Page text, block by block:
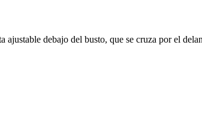
debajo del busto, que se cruza por el